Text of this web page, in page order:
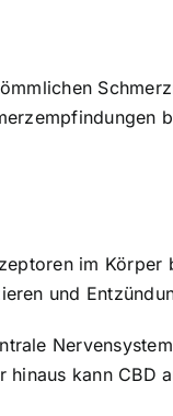
im Körper
und
kann CBD